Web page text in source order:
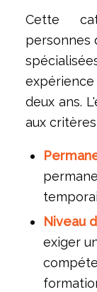
Cette
personnes
deux ans.
aux
Niveau
exiger